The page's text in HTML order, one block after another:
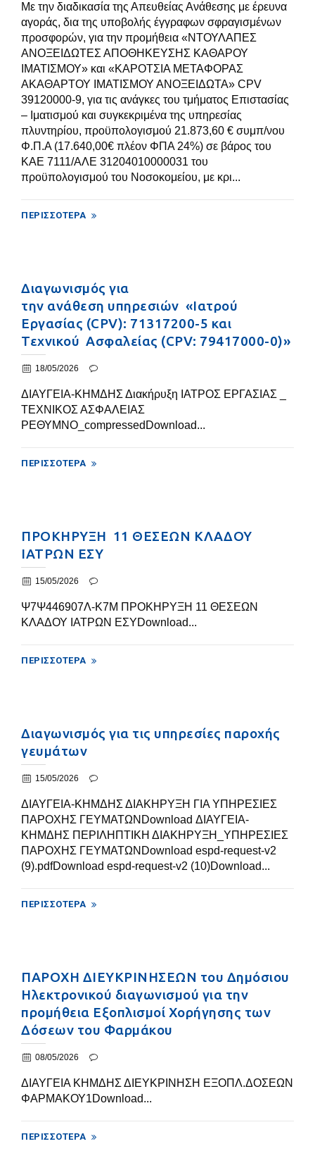
Με την διαδικασία της Απευθείας Ανάθεσης με έρευνα
αγοράς, δια της υποβολής έγγραφων σφραγισμένων
προσφορών, για την προμήθεια «ΝΤΟΥΛΑΠΕΣ
ΑΝΟΞΕΙΔΩΤΕΣ ΑΠΟΘΗΚΕΥΣΗΣ ΚΑΘΑΡΟΥ
ΙΜΑΤΙΣΜΟΥ» και «ΚΑΡΟΤΣΙΑ ΜΕΤΑΦΟΡΑΣ
ΑΚΑΘΑΡΤΟΥ ΙΜΑΤΙΣΜΟΥ ΑΝΟΞΕΙΔΩΤΑ» CPV
39120000-9, για τις ανάγκες του τμήματος Επιστασίας
– Ιματισμού και συγκεκριμένα της υπηρεσίας
πλυντηρίου, προϋπολογισμού 21.873,60 € συμπ/νου
Φ.Π.Α (17.640,00€ πλέον ΦΠΑ 24%) σε βάρος του
ΚΑΕ 7111/ΑΛΕ 31204010000031 του
προϋπολογισμού του Νοσοκομείου, με κρι...
ΠΕΡΙΣΣΌΤΕΡΑ
Διαγωνισμός για
την ανάθεση υπηρεσιών «Ιατρού
Εργασίας (CPV): 71317200-5 και
Τεχνικού Ασφαλείας (CPV: 79417000-0)»
18/05/2026
ΔΙΑΥΓΕΙΑ-ΚΗΜΔΗΣ Διακήρυξη ΙΑΤΡΟΣ ΕΡΓΑΣΙΑΣ _
ΤΕΧΝΙΚΟΣ ΑΣΦΑΛΕΙΑΣ
ΡΕΘΥΜΝΟ_compressedDownload...
ΠΕΡΙΣΣΌΤΕΡΑ
ΠΡΟΚΗΡΥΞΗ 11 ΘΕΣΕΩΝ ΚΛΑΔΟΥ
ΙΑΤΡΩΝ ΕΣΥ
15/05/2026
Ψ7Ψ446907Λ-Κ7Μ ΠΡΟΚΗΡΥΞΗ 11 ΘΕΣΕΩΝ
ΚΛΑΔΟΥ ΙΑΤΡΩΝ ΕΣΥDownload...
ΠΕΡΙΣΣΌΤΕΡΑ
Διαγωνισμός για τις υπηρεσίες παροχής
γευμάτων
15/05/2026
ΔΙΑΥΓΕΙΑ-ΚΗΜΔΗΣ ΔΙΑΚΗΡΥΞΗ ΓΙΑ ΥΠΗΡΕΣΙΕΣ
ΠΑΡΟΧΗΣ ΓΕΥΜΑΤΩΝDownload ΔΙΑΥΓΕΙΑ-
ΚΗΜΔΗΣ ΠΕΡΙΛΗΠΤΙΚΗ ΔΙΑΚΗΡΥΞΗ_ΥΠΗΡΕΣΙΕΣ
ΠΑΡΟΧΗΣ ΓΕΥΜΑΤΩΝDownload espd-request-v2
(9).pdfDownload espd-request-v2 (10)Download...
ΠΕΡΙΣΣΌΤΕΡΑ
ΠΑΡΟΧΗ ΔΙΕΥΚΡΙΝΗΣΕΩΝ του Δημόσιου
Ηλεκτρονικού διαγωνισμού για την
προμήθεια Εξοπλισμοί Χορήγησης των
Δόσεων του Φαρμάκου
08/05/2026
ΔΙΑΥΓΕΙΑ ΚΗΜΔΗΣ ΔΙΕΥΚΡΙΝΗΣΗ ΕΞΟΠΛ.ΔΟΣΕΩΝ
ΦΑΡΜΑΚΟΥ1Download...
ΠΕΡΙΣΣΌΤΕΡΑ